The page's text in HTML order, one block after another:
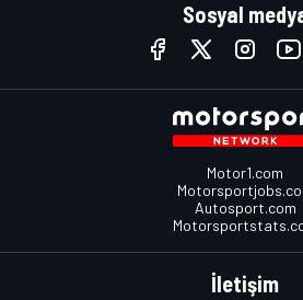
Sosyal
Motor1.com
Autosport.com
İletişim